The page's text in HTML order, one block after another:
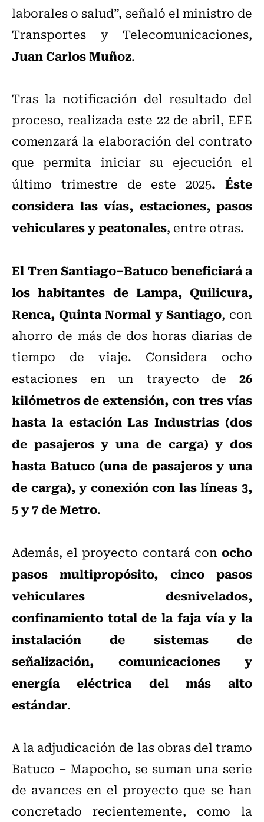
laborales o salud”, señaló el ministro de
Transportes y Telecomunicaciones,
Juan Carlos Muñoz.
Tras la notificación del resultado del
proceso, realizada este 22 de abril, EFE
comenzará la elaboración del contrato
que permita iniciar su ejecución el
último trimestre de este 2025. Éste
considera las vías, estaciones, pasos
vehiculares y peatonales, entre otras.
El Tren Santiago–Batuco beneficiará a
los habitantes de Lampa, Quilicura,
Renca, Quinta Normal y Santiago, con
ahorro de más de dos horas diarias de
tiempo de viaje. Considera ocho
estaciones en un trayecto de 26
kilómetros de extensión, con tres vías
hasta la estación Las Industrias (dos
de pasajeros y una de carga) y dos
hasta Batuco (una de pasajeros y una
de carga), y conexión con las líneas 3,
5 y 7 de Metro.
Además, el proyecto contará con ocho
pasos multipropósito, cinco pasos
vehiculares desnivelados,
confinamiento total de la faja vía y la
instalación de sistemas de
señalización, comunicaciones y
energía eléctrica del más alto
estándar.
A la adjudicación de las obras del tramo
Batuco – Mapocho, se suman una serie
de avances en el proyecto que se han
concretado recientemente, como la